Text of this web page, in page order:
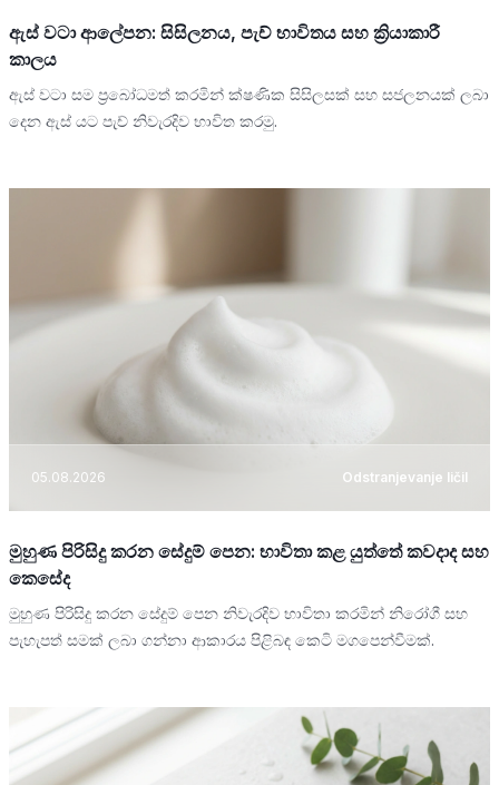
ඇස් වටා ආලේපන: සිසිලනය, පැච් භාවිතය සහ ක්‍රියාකාරී
කාලය
ඇස් වටා සම ප්‍රබෝධමත් කරමින් ක්ෂණික සිසිලසක් සහ සජලනයක් ලබා
දෙන ඇස් යට පැච් නිවැරදිව භාවිත කරමු.
05.08.2026 Odstranjevanje ličil
මුහුණ පිරිසිදු කරන සේදුම් පෙන: භාවිතා කළ යුත්තේ කවදාද සහ
කෙසේද
මුහුණ පිරිසිදු කරන සේදුම් පෙන නිවැරදිව භාවිතා කරමින් නිරෝගී සහ
පැහැපත් සමක් ලබා ගන්නා ආකාරය පිළිබඳ කෙටි මගපෙන්වීමක්.